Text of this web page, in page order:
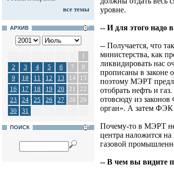
все темы
АРХИВ
1
2
3 4 5 6 7
8
9
10 11 12 13 14
15
16
17 18 19 20 21
22
23
24 25 26 27 28 29
30
31
ПОИСК
уровне.
-- И для этого надо
-- Получается, что
министерства, как
ликвидировать нас
прописаны в законе
поэтому МЭРТ
отобрать нефть и
отовсюду из
орган». А затем ФЭК
Почему-то в МЭРТ не
центра наложится
газовой
-- В чем вы видите